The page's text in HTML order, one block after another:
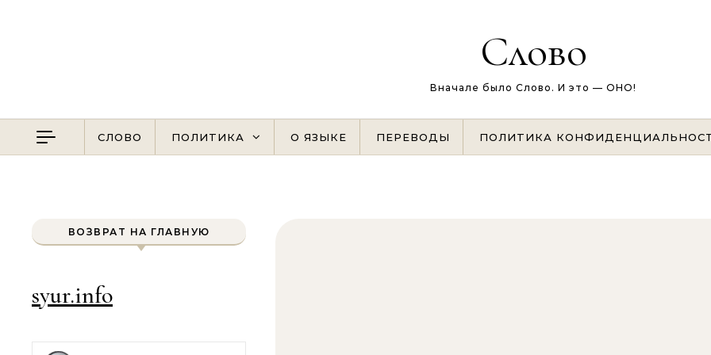
Слово
Вначале было Слово. И это — ОНО!
СЛОВО ПОЛИТИКА О ЯЗЫКЕ ПЕРЕВОДЫ ПОЛИТИКА
ВОЗВРАТ НА ГЛАВНУЮ
syur.info